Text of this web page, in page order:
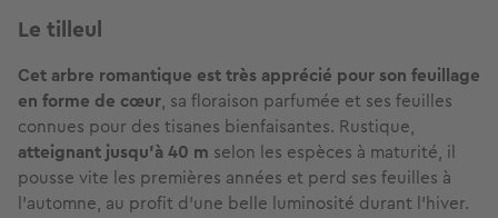
Le tilleul
Cet arbre romantique est très apprécié pour son feuillage
en forme de cœur, sa floraison parfumée et ses feuilles
connues pour des tisanes bienfaisantes. Rustique,
atteignant jusqu’à 40 m selon les espèces à maturité, il
pousse vite les premières années et perd ses feuilles à
l’automne, au profit d’une belle luminosité durant l’hiver.